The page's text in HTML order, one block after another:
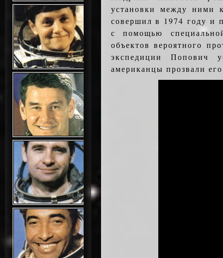
установки между ними
совершил в 1974 году и
с помощью
объектов вероятного
экспедиции Попович
американцы прозвали